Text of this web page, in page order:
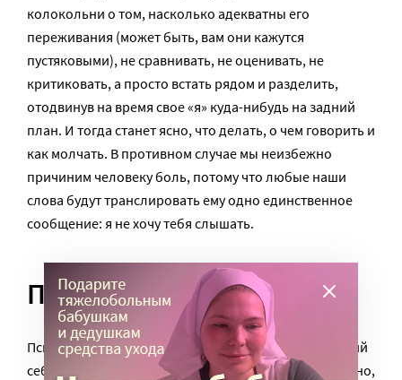
колокольни о том, насколько адекватны его
переживания (может быть, вам они кажутся
пустяковыми), не сравнивать, не оценивать, не
критиковать, а просто встать рядом и разделить,
отодвинув на время свое «я» куда-нибудь на задний
план. И тогда станет ясно, что делать, о чем говорить и
как молчать. В противном случае мы неизбежно
причиним человеку боль, потому что любые наши
слова будут транслировать ему одно единственное
сообщение: я не хочу тебя слышать.
Право на боль
Психологи утверждают, что человек, не понимающий
себя, не в состоянии понять и другого. Следовательно,